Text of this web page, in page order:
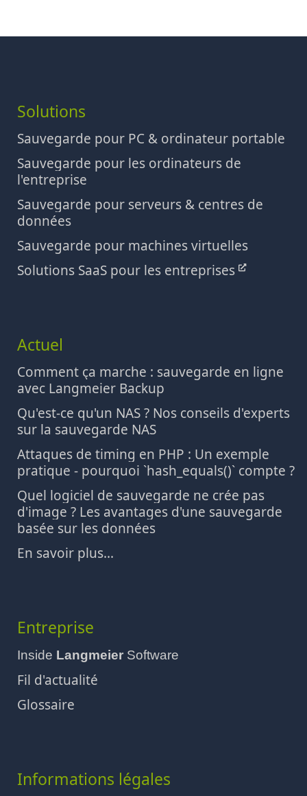
Solutions
Sauvegarde pour PC & ordinateur portable
Sauvegarde pour les ordinateurs de
l'entreprise
Sauvegarde pour serveurs & centres de
données
Sauvegarde pour machines virtuelles
Solutions SaaS pour les entreprises
Actuel
Comment ça marche : sauvegarde en ligne
avec Langmeier Backup
Qu'est-ce qu'un NAS ? Nos conseils d'experts
sur la sauvegarde NAS
Attaques de timing en PHP : Un exemple
pratique - pourquoi `hash_equals()` compte ?
Quel logiciel de sauvegarde ne crée pas
d'image ? Les avantages d'une sauvegarde
basée sur les données
En savoir plus...
Entreprise
Inside Langmeier Software
Fil d'actualité
Glossaire
Informations légales